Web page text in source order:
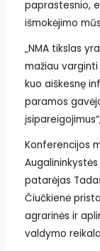
paprastesnio,
išmokėjimo
„NMA tikslas
mažiau
kuo aiškesnę
paramos
Konferencijos
patarėjas
Čiučkienė
agrarinės ir
valdymo